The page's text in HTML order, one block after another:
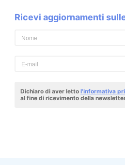
Ricevi aggiornamenti
Dichiaro di aver letto l'informativa
al fine di ricevimento della